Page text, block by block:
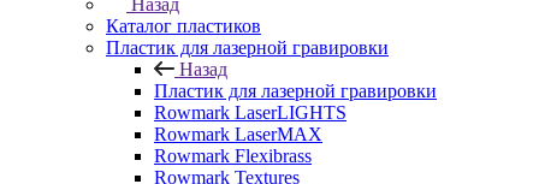
Назад
Каталог пластиков
Пластик для лазерной гравировки
Назад
Пластик для лазерной гравировки
Rowmark LaserLIGHTS
Rowmark LaserMAX
Rowmark Flexibrass
Rowmark Textures